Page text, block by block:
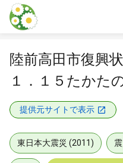
本文に飛ぶ
陸前高田市復興
１．１５たかた
提供元サイトで表示
東日本大震災 (2011)